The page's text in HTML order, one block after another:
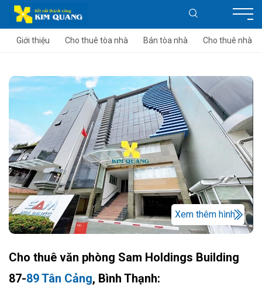
Giới thiệu Cho thuê tòa nhà Bán tòa nhà Cho thuê nhà
Xem thêm hình
Cho thuê văn phòng Sam Holdings Building
87-89 Tân Cảng, Bình Thạnh: